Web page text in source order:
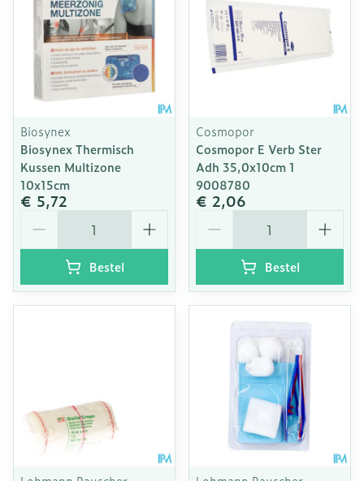
Biosynex
Biosynex Thermisch
Kussen Multizone
10x15cm
€ 5,72
Bestel
Cosmopor
Cosmopor E Verb Ster
Adh 35,0x10cm 1
9008780
€ 2,06
Bestel